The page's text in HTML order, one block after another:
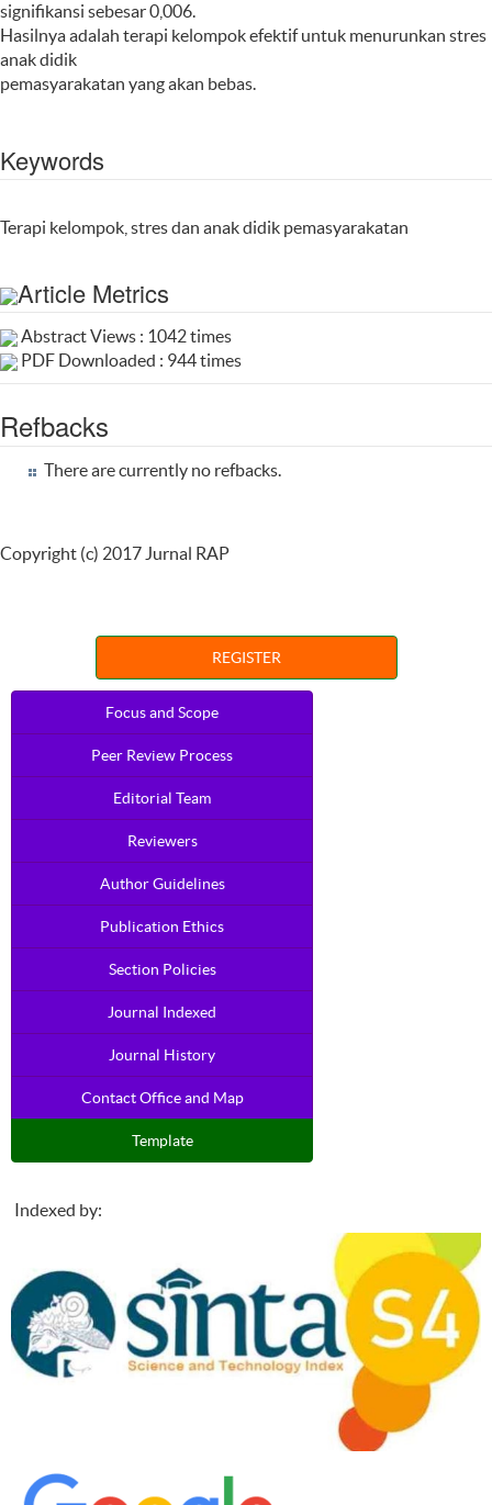
signifikansi sebesar 0,006.
Hasilnya adalah terapi kelompok efektif untuk menurunkan stres
anak didik
pemasyarakatan yang akan bebas.
Keywords
Terapi kelompok, stres dan anak didik pemasyarakatan
Article Metrics
Abstract Views : 1042 times
PDF Downloaded : 944 times
Refbacks
There are currently no refbacks.
Copyright (c) 2017 Jurnal RAP
REGISTER
Focus and Scope
Peer Review Process
Editorial Team
Reviewers
Author Guidelines
Publication Ethics
Section Policies
Journal Indexed
Journal History
Contact Office and Map
Template
Indexed by: